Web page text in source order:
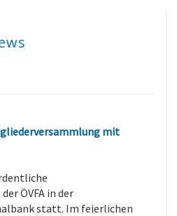
mit
ÖVFA in der
statt. Im feierlichen